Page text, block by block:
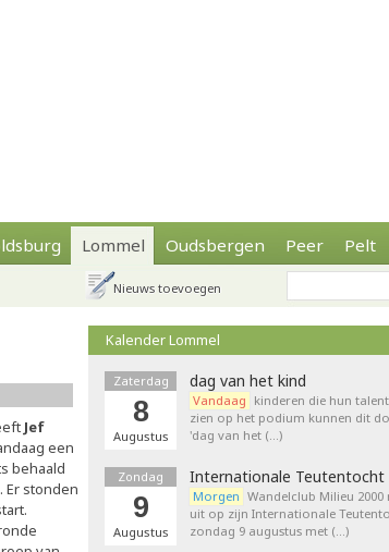
Lommel Oudsbergen Peer Pelt
Nieuws toevoegen
Jef
een
behaald
Er stonden
Kalender Lommel
Zaterdag
8
Augustus
dag van het kind
Vandaag kinderen die hun
zien op het podium kunnen dit
'dag van het (…)
Zondag
9
Augustus
Internationale Teutentocht
Morgen Wandelclub Milieu
uit op zijn Internationale
zondag 9 augustus met (…)